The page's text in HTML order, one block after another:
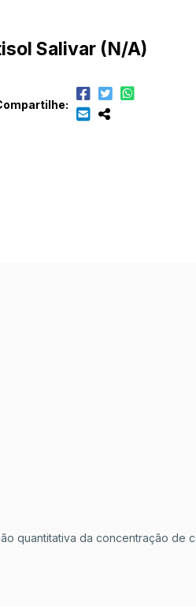
Salivar (N/A)
quantitativa da concentração de